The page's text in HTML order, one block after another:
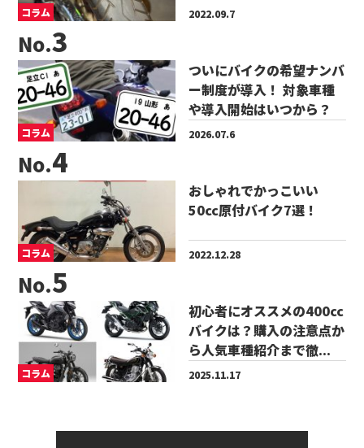
コラム 2022.09.7
No.
コラム
ついにバイクの希望ナンバ
ー制度が導入！ 対象車種
や導入開始はいつから？
2026.07.6
No.
コラム
おしゃれでかっこいい
50cc原付バイク7選！
2022.12.28
No.
コラム
初心者にオススメの400cc
バイクは？購入の注意点か
ら人気車種紹介まで徹...
2025.11.17